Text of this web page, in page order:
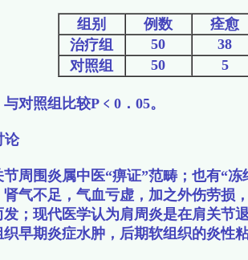
组别 例数
痊愈
治疗组
50
38
对照组
50 5
对照组比较P﹤0．05。
论
节周围炎属中医“痹证”范畴；也有“
肾气不足，气血亏虚，加之外伤劳损
发；现代医学认为肩周炎是在肩关节
织早期炎症水肿，后期软组织的炎性